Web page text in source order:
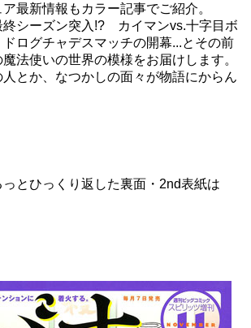
最新情報もカラー記事でご紹介。
終シーズン突入!? カイマンvs.十字目ボ
ログチャデスマッチの開幕...とその前
法使いの世界の模様をお届けします。
とか、なつかしの面々が物語にからん
っとひっくり返した裏面・2nd表紙は